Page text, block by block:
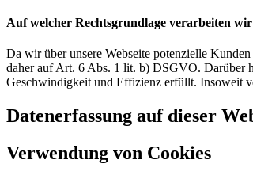
Auf welcher Rechtsgrundlage verarbeiten
Da wir über unsere Webseite potenzielle
daher auf Art. 6 Abs. 1 lit. b) DSGVO. Darüber
Geschwindigkeit und Effizienz erfüllt. Insoweit
Datenerfassung auf dieser
Verwendung von Cookies